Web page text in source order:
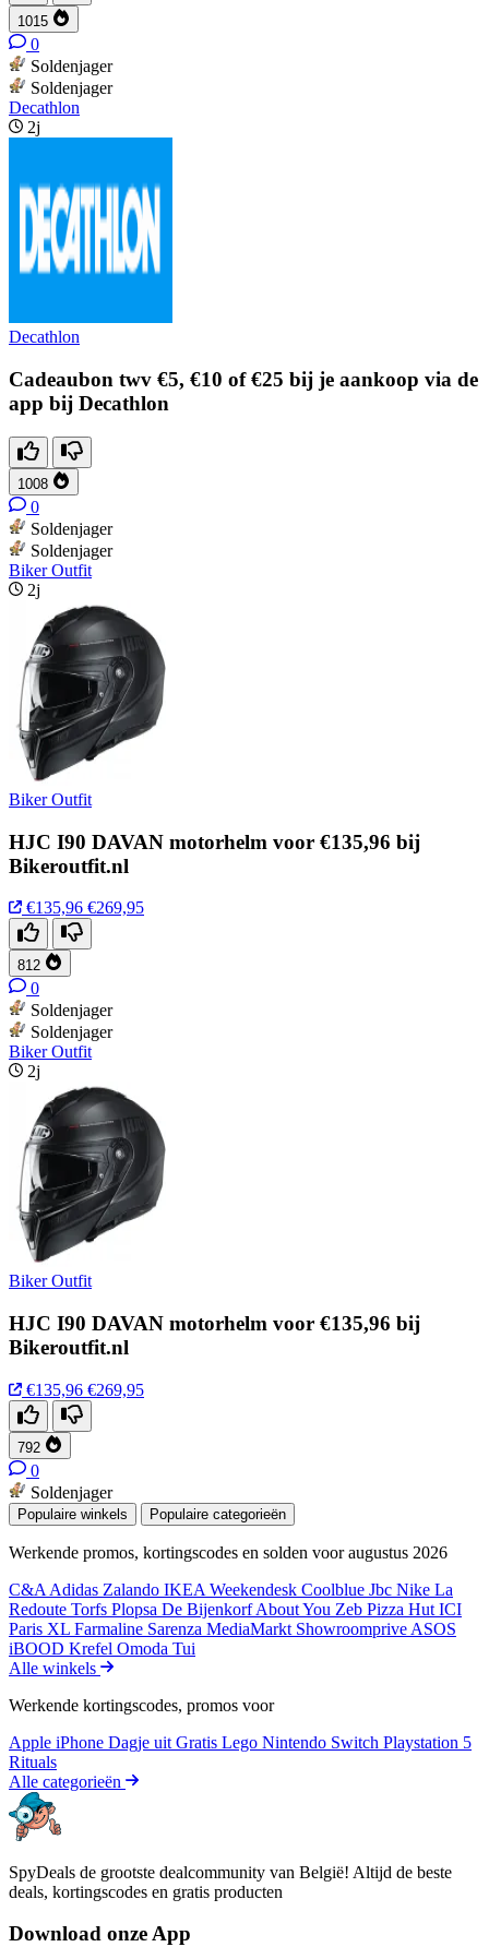
1015
0
Soldenjager
Soldenjager
Decathlon
2j
Decathlon
Cadeaubon twv €5, €10 of €25 bij je aankoop via de
app bij Decathlon
1008
0
Soldenjager
Soldenjager
Biker Outfit
2j
Biker Outfit
HJC I90 DAVAN motorhelm voor €135,96 bij
Bikeroutfit.nl
€135,96 €269,95
812
0
Soldenjager
Soldenjager
Biker Outfit
2j
Biker Outfit
HJC I90 DAVAN motorhelm voor €135,96 bij
Bikeroutfit.nl
€135,96 €269,95
792
0
Soldenjager
Populaire winkels Populaire categorieën
Werkende promos, kortingscodes en solden voor augustus 2026
C&A Adidas Zalando IKEA Weekendesk Coolblue Jbc Nike La
Redoute Torfs Plopsa De BijenkorfAbout You Zeb Pizza Hut ICI
Paris XL Farmaline Sarenza MediaMarkt Showroomprive ASOS
iBOOD Krefel Omoda Tui
Alle winkels
Werkende kortingscodes, promos voor
Apple iPhone Dagje uit Gratis Lego Nintendo Switch Playstation 5
Rituals
Alle categorieën
SpyDeals de grootste dealcommunity van België! Altijd de beste
deals, kortingscodes en gratis producten
Download onze App